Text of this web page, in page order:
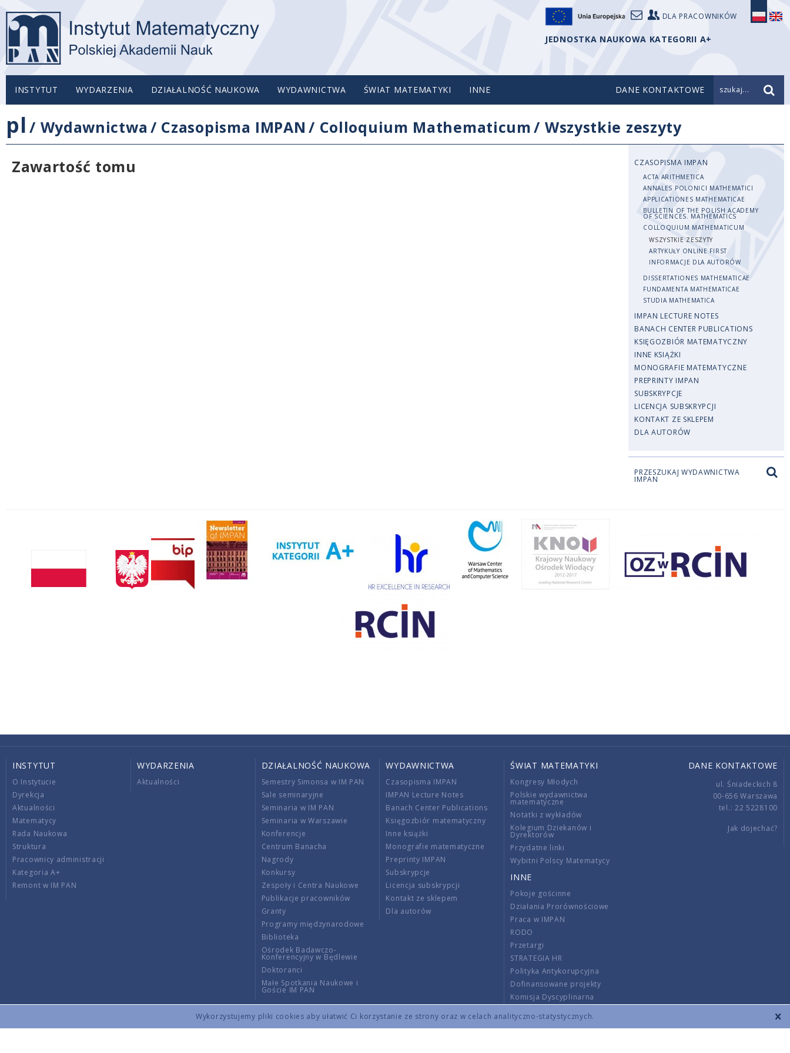
Wykorzystujemy pliki cookies aby ułatwić Ci korzystanie ze strony oraz w celach analityczno-statystycznych.
DLA PRACOWNIKÓW
JEDNOSTKA NAUKOWA KATEGORII A+
INSTYTUT WYDARZENIA DZIAŁALNOŚĆ NAUKOWA WYDAWNICTWA ŚWIAT MATEMATYKI INNE DANE KONTAKTOWE szukaj...
pl / Wydawnictwa / Czasopisma IMPAN / Colloquium Mathematicum/ Wszystkie zeszyty
Zawartość tomu
CZASOPISMA IMPAN
ACTA ARITHMETICA
ANNALES POLONICI MATHEMATICI
APPLICATIONES MATHEMATICAE
BULLETIN OF THE POLISH ACADEMY
OF SCIENCES. MATHEMATICS
COLLOQUIUM MATHEMATICUM
WSZYSTKIE ZESZYTY
ARTYKUŁY ONLINE FIRST
INFORMACJE DLA AUTORÓW
DISSERTATIONES MATHEMATICAE
FUNDAMENTA MATHEMATICAE
STUDIA MATHEMATICA
IMPAN LECTURE NOTES
BANACH CENTER PUBLICATIONS
KSIĘGOZBIÓR MATEMATYCZNY
INNE KSIĄŻKI
MONOGRAFIE MATEMATYCZNE
PREPRINTY IMPAN
SUBSKRYPCJE
LICENCJA SUBSKRYPCJI
KONTAKT ZE SKLEPEM
DLA AUTORÓW
PRZESZUKAJ WYDAWNICTWA
IMPAN
INSTYTUT
O Instytucie
Dyrekcja
Aktualności
Matematycy
Rada Naukowa
Struktura
Pracownicy administracji
Kategoria A+
Remont w IM PAN
WYDARZENIA
Aktualności
DZIAŁALNOŚĆ NAUKOWA
Semestry Simonsa w IM PAN
Sale seminaryjne
Seminaria w IM PAN
Seminaria w Warszawie
Konferencje
Centrum Banacha
Nagrody
Konkursy
Zespoły i Centra Naukowe
Publikacje pracowników
Granty
Programy międzynarodowe
Biblioteka
Ośrodek Badawczo-
Konferencyjny w Będlewie
Doktoranci
Małe Spotkania Naukowe i
Goście IM PAN
WYDAWNICTWA
Czasopisma IMPAN
IMPAN Lecture Notes
Banach Center Publications
Księgozbiór matematyczny
Inne książki
Monografie matematyczne
Preprinty IMPAN
Subskrypcje
Licencja subskrypcji
Kontakt ze sklepem
Dla autorów
ŚWIAT MATEMATYKI
Kongresy Młodych
Polskie wydawnictwa
matematyczne
Notatki z wykładów
Kolegium Dziekanów i
Dyrektorów
Przydatne linki
Wybitni Polscy Matematycy
INNE
Pokoje gościnne
Działania Prorównościowe
Praca w IMPAN
RODO
Przetargi
STRATEGIA HR
Polityka Antykorupcyjna
Dofinansowane projekty
Komisja Dyscyplinarna
Wnoszenie opłat
DANE KONTAKTOWE
ul. Śniadeckich 8
00-656 Warszawa
tel.: 22 5228100
Jak dojechać?